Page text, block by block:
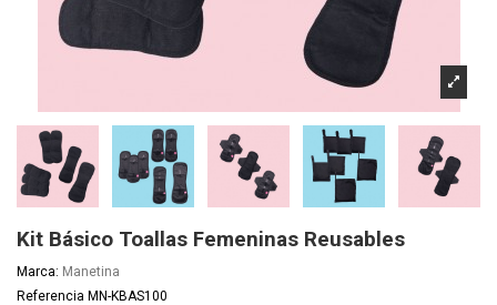
Kit Básico Toallas Femeninas Reusables
Marca: Manetina
Referencia MN-KBAS100